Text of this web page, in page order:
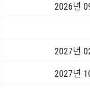
2026년
2027년
2027년